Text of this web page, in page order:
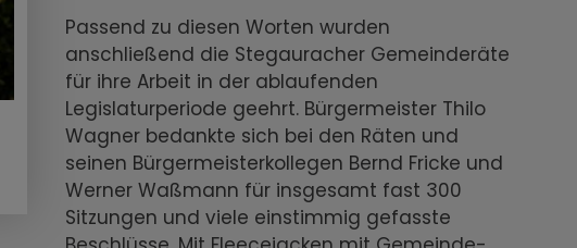
Passend zu diesen Worten wurden
anschließend die Stegauracher Gemeinderäte
für ihre Arbeit in der ablaufenden
Legislaturperiode geehrt. Bürgermeister Thilo
Wagner bedankte sich bei den Räten und
seinen Bürgermeisterkollegen Bernd Fricke und
Werner Waßmann für insgesamt fast 300
Sitzungen und viele einstimmig gefasste